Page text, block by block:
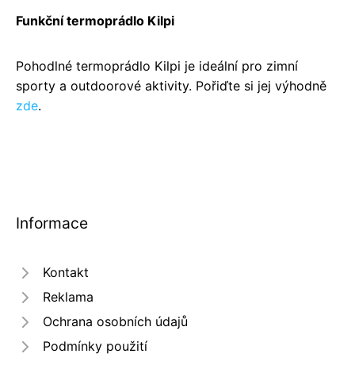
Funkční termoprádlo Kilpi
Pohodlné termoprádlo Kilpi je ideální pro zimní
sporty a outdoorové aktivity. Pořiďte si jej výhodně
zde.
Informace
Kontakt
Reklama
Ochrana osobních údajů
Podmínky použití